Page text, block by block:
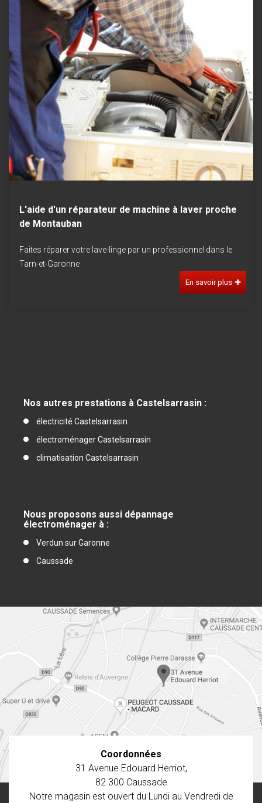
L'aide d'un réparateur de machine à laver proche
de Montauban
Faites réparer votre lave-linge par un professionnel dans le
Tarn-et-Garonne
En savoir plus
Nos autres prestations à Castelsarrasin :
électricité Castelsarrasin
électroménager Castelsarrasin
climatisation Castelsarrasin
Nous proposons aussi dépannage
électroménager à :
Verdun sur Garonne
Caussade
Coordonnées
31 Avenue Edouard Herriot,
82 300 Caussade
Notre magasin est ouvert du Lundi au Vendredi de